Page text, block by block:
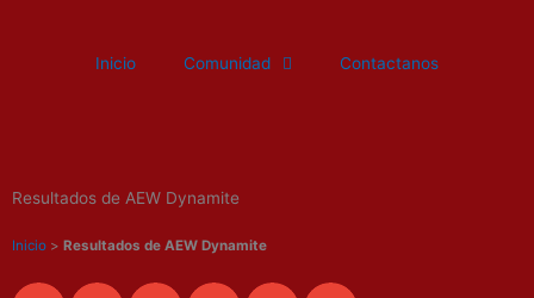
Inicio Comunidad Contactanos
Resultados de AEW Dynamite
Inicio > Resultados de AEW Dynamite